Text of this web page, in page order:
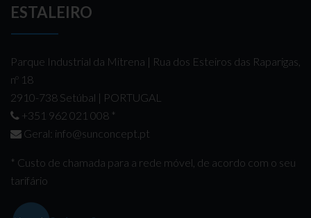
ESTALEIRO
Parque Industrial da Mitrena | Rua dos Esteiros das Raparigas,
nº 18
2910-738 Setúbal | PORTUGAL
+351 962 021 008 *
Geral: info@sunconcept.pt
* Custo de chamada para a rede móvel, de acordo com o seu
tarifário